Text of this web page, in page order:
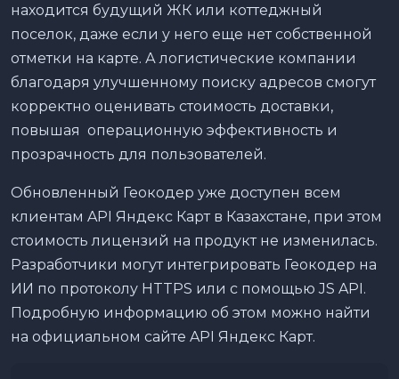
находится будущий ЖК или коттеджный
поселок, даже если у него еще нет собственной
отметки на карте. А логистические компании
благодаря улучшенному поиску адресов смогут
корректно оценивать стоимость доставки,
повышая операционную эффективность и
прозрачность для пользователей.
Обновленный Геокодер уже доступен всем
клиентам API Яндекс Карт в Казахстане, при этом
стоимость лицензий на продукт не изменилась.
Разработчики могут интегрировать Геокодер на
ИИ по протоколу HTTPS или с помощью JS API.
Подробную информацию об этом можно найти
на официальном сайте API Яндекс Карт.